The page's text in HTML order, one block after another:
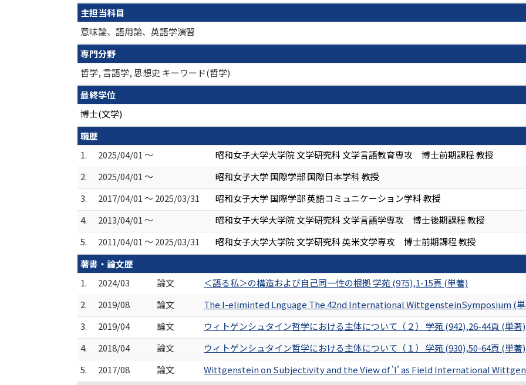
主担当科目
意味論、語用論、英語学演習
専門分野
哲学, 言語学, 思想史 キーワード(哲学)
最終学位
博士(文学)
職歴
1.
2025/04/01 ～
昭和女子大学大学院 文学研究科 文学言語教育専攻 博士前期課程 教授
2.
2025/04/01 ～
昭和女子大学 国際学部 国際日本学科 教授
3.
2017/04/01 ～ 2025/03/31
昭和女子大学 国際学部 英語コミュニケーション学科 教授
4.
2013/04/01 ～
昭和女子大学大学院 文学研究科 文学言語学専攻 博士後期課程 教授
5.
2011/04/01 ～ 2025/03/31
昭和女子大学大学院 文学研究科 英米文学専攻 博士前期課程 教授
著書・論文歴
1.
2024/03 論文
＜語る私＞の構造および自己同一性の根拠 学苑 (975),1-15頁 (単著)
2.
2019/08 論文
The I-eliminted Lnguage The 42nd International WittgensteinSymposium (
3.
2019/04 論文
ウィトゲンシュタイン哲学における主体について（２） 学苑 (942),26-44頁 (単著)
4.
2018/04 論文
ウィトゲンシュタイン哲学における主体について（１） 学苑 (930),50-64頁 (単著)
5.
2017/08 論文 Wittgenstein on Subjectivity and the View of 'I' as Field International